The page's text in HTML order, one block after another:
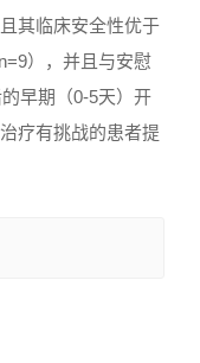
其临床安全性优于
），并且与安慰
早期（0-5天）开
疗有挑战的患者提